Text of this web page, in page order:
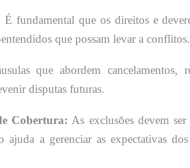
É fundamental que os direitos e
que possam levar a conflitos.
que abordem cancelamentos,
disputas futuras.
Cobertura: As exclusões devem
a gerenciar as expectativas